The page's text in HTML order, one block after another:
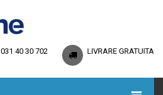
031 40 30 702 LIVRARE GRATUITA